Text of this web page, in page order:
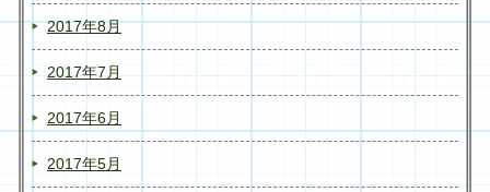
2017年8月
2017年7月
2017年6月
2017年5月